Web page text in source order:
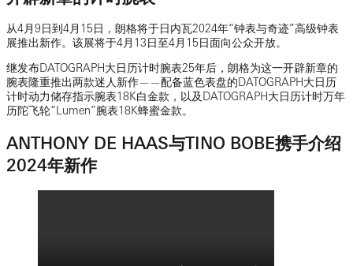
从4月9日到4月15日，朗格将于日内瓦2024年“钟表与奇迹”高级钟表
展推出新作。该展将于4月13日至4月15日面向公众开放。
继发布DATOGRAPH大日历计时腕表25年后，朗格为这一开辟新章的
腕表隆重推出两款迷人新作——配备蓝色表盘的DATOGRAPH大日历
计时动力储存指示腕表18K白金款，以及DATOGRAPH大日历计时万年
历陀飞轮“Lumen”腕表18K蜂蜜金款。
ANTHONY DE HAAS与TINO BOBE携手介绍
2024年新作